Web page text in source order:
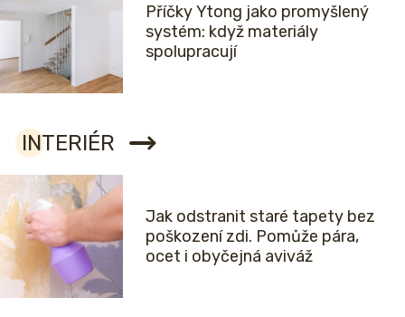
Příčky Ytong jako promyšlený
systém: když materiály
spolupracují
INTERIÉR
Jak odstranit staré tapety bez
poškození zdi. Pomůže pára,
ocet i obyčejná aviváž